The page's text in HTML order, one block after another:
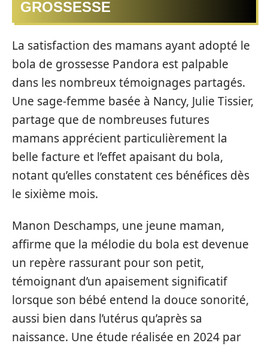
GROSSESSE
La satisfaction des mamans ayant adopté le
bola de grossesse Pandora est palpable
dans les nombreux témoignages partagés.
Une sage-femme basée à Nancy, Julie Tissier,
partage que de nombreuses futures
mamans apprécient particulièrement la
belle facture et l’effet apaisant du bola,
notant qu’elles constatent ces bénéfices dès
le sixième mois.
Manon Deschamps, une jeune maman,
affirme que la mélodie du bola est devenue
un repère rassurant pour son petit,
témoignant d’un apaisement significatif
lorsque son bébé entend la douce sonorité,
aussi bien dans l’utérus qu’après sa
naissance. Une étude réalisée en 2024 par